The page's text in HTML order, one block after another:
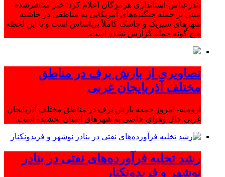
بندرعباس-استانداری هرمزگان اعلام کرد: خبر منتشرشده
مبنی بر حمله جنگنده‌های آمریکایی به مناطقی در حاشیه
شهرهای سیریک و جاسک کاملاً بی‌اساس است و تا این لحظه
هیچ گونه حمله گزارش نشده است.
تصاویری از بارش برف در مناطق
مختلف آذربایجان غربی
ارومیه- امروز جمعه بارش برف در مناطق مختلف آذربایجان
غربی حال وهوای خاصی به شهرهای استان بخشیده است.
رشد تخلیه فرآورده‌های نفتی در بنادر
نوشهر و فریدونکنار